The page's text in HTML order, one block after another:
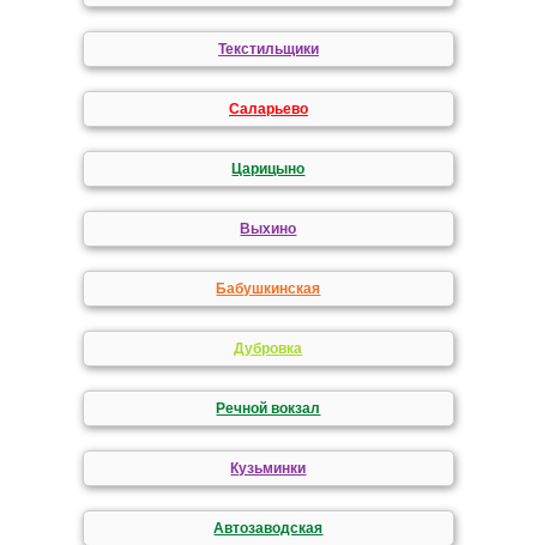
Текстильщики
Саларьево
Царицыно
Выхино
Бабушкинская
Дубровка
Речной вокзал
Кузьминки
Автозаводская